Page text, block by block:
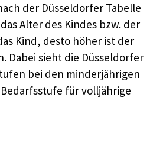
der Düsseldorfer Tabelle
Alter des Kindes bzw. der
Kind, desto höher ist der
Dabei sieht die Düsseldorfer
bei den minderjährigen
für volljährige